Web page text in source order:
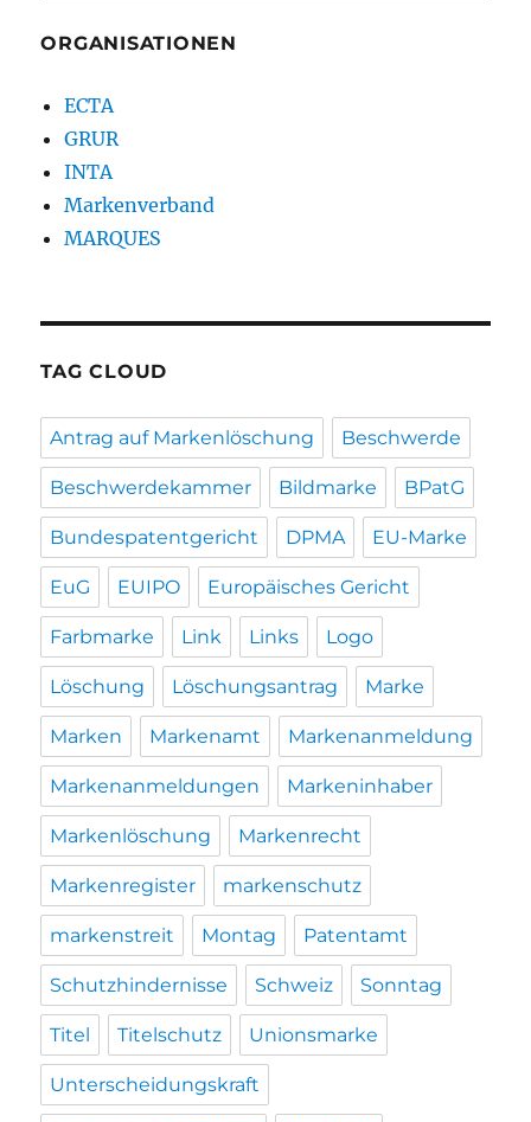
ORGANISATIONEN
ECTA
GRUR
INTA
Markenverband
MARQUES
TAG CLOUD
Antrag auf Markenlöschung Beschwerde
Beschwerdekammer Bildmarke BPatG
Bundespatentgericht DPMA EU-Marke
EuG EUIPO Europäisches Gericht
Farbmarke Link Links Logo
Löschung Löschungsantrag Marke
Marken Markenamt Markenanmeldung
Markenanmeldungen Markeninhaber
Markenlöschung Markenrecht
Markenregister markenschutz
markenstreit Montag Patentamt
Schutzhindernisse Schweiz Sonntag
Titel Titelschutz Unionsmarke
Unterscheidungskraft